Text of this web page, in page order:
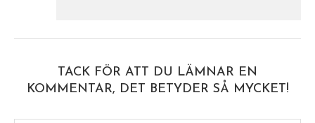
TACK FÖR ATT DU LÄMNAR EN
KOMMENTAR, DET BETYDER SÅ MYCKET!